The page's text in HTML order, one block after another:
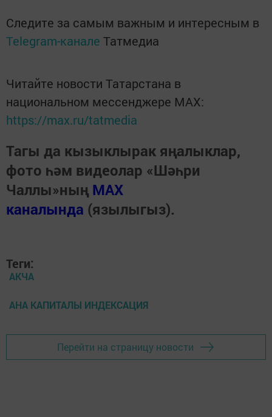
Следите за самым важным и интересным в
Telegram-канале Татмедиа
Читайте новости Татарстана в
национальном мессенджере MАХ:
https://max.ru/tatmedia
Тагы да кызыклырак яңалыклар,
фото һәм видеолар «Шәһри
Чаллы»ның MAX
каналында (язылыгыз).
Теги:
АКЧА
АНА КАПИТАЛЫ ИНДЕКСАЦИЯ
Перейти на страницу новости